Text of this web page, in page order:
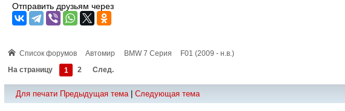
Отправить друзьям через
Список форумов Автомир BMW 7 Серия
F01 (2009 - н.в.)
На страницу
1 2 След.
Для печати Предыдущая тема| Следующая тема